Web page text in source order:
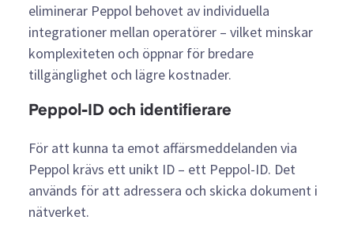
eliminerar Peppol behovet av individuella
integrationer mellan operatörer – vilket minskar
komplexiteten och öppnar för bredare
tillgänglighet och lägre kostnader.
Peppol-ID och identifierare
För att kunna ta emot affärsmeddelanden via
Peppol krävs ett unikt ID – ett Peppol-ID. Det
används för att adressera och skicka dokument i
nätverket.